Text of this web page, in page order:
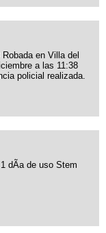
en Villa del
a las 11:38
policial realizada.
dÃ­a de uso Stem